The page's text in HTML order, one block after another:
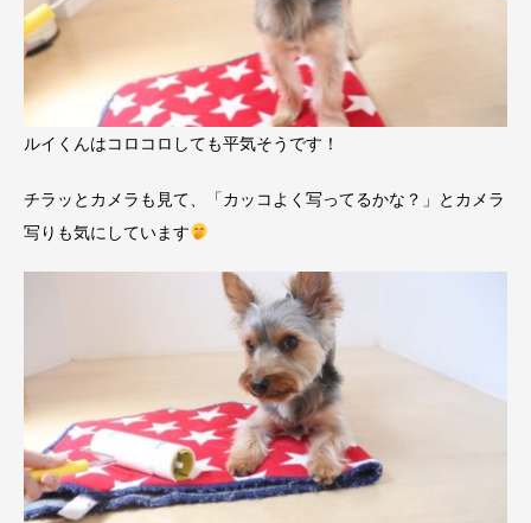
ルイくんはコロコロしても平気そうです！
チラッとカメラも見て、「カッコよく写ってるかな？」とカメラ
写りも気にしています